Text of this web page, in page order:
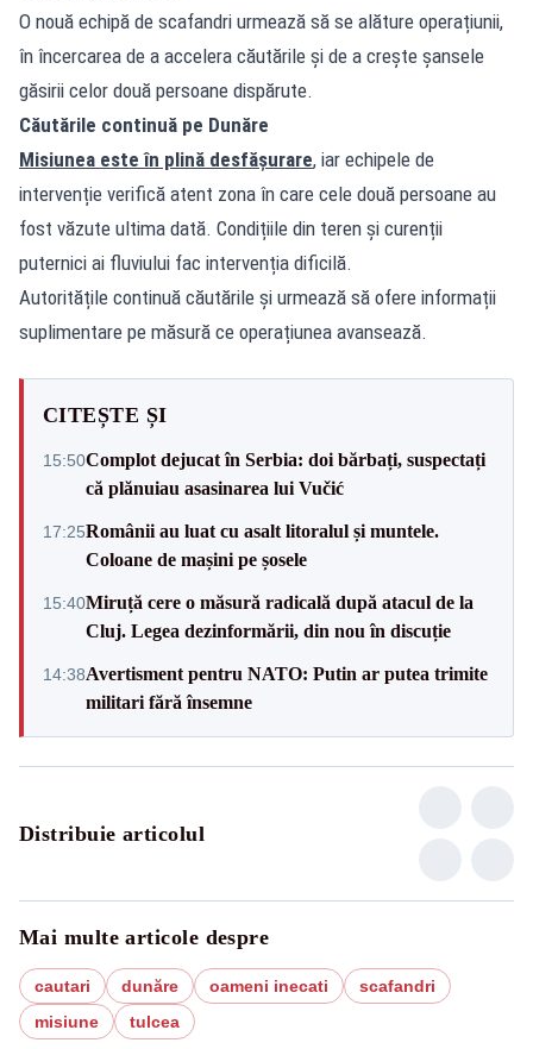
O nouă echipă de scafandri urmează să se alăture operațiunii,
în încercarea de a accelera căutările și de a crește șansele
găsirii celor două persoane dispărute.
Căutările continuă pe Dunăre
Misiunea este în plină desfășurare, iar echipele de
intervenție verifică atent zona în care cele două persoane au
fost văzute ultima dată. Condițiile din teren și curenții
puternici ai fluviului fac intervenția dificilă.
Autoritățile continuă căutările și urmează să ofere informații
suplimentare pe măsură ce operațiunea avansează.
CITEȘTE ȘI
15:50Complot dejucat în Serbia: doi bărbați, suspectați
că plănuiau asasinarea lui Vučić
17:25Românii au luat cu asalt litoralul și muntele.
Coloane de mașini pe șosele
15:40Miruță cere o măsură radicală după atacul de la
Cluj. Legea dezinformării, din nou în discuție
14:38Avertisment pentru NATO: Putin ar putea trimite
militari fără însemne
Distribuie articolul
Mai multe articole despre
cautari dunăre oameni inecati
scafandri
misiune
tulcea